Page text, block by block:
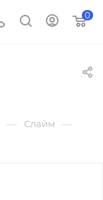
0
— Слайм —